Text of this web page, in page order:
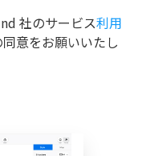
社のサービス利用
意をお願いいたし